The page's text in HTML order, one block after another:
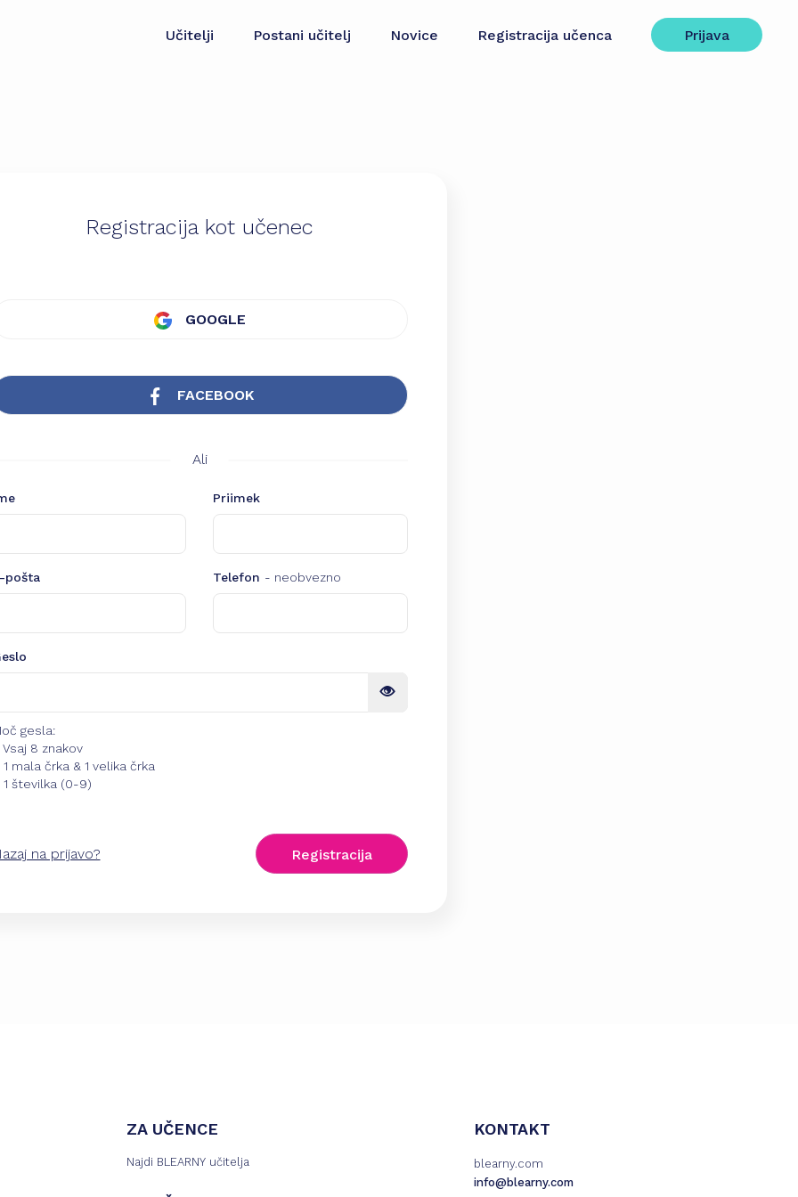
Učitelji Postani učitelj Novice Registracija učenca Prijava
Registracija kot učenec
GOOGLE
FACEBOOK
Ali
Priimek
pošta Telefon - neobvezno
gesla:
8 znakov
mala črka & 1 velika črka
številka (0-9)
na prijavo? Registracija
ZA UČENCE
Najdi BLEARNY učitelja
KONTAKT
blearny.com
info@blearny.com